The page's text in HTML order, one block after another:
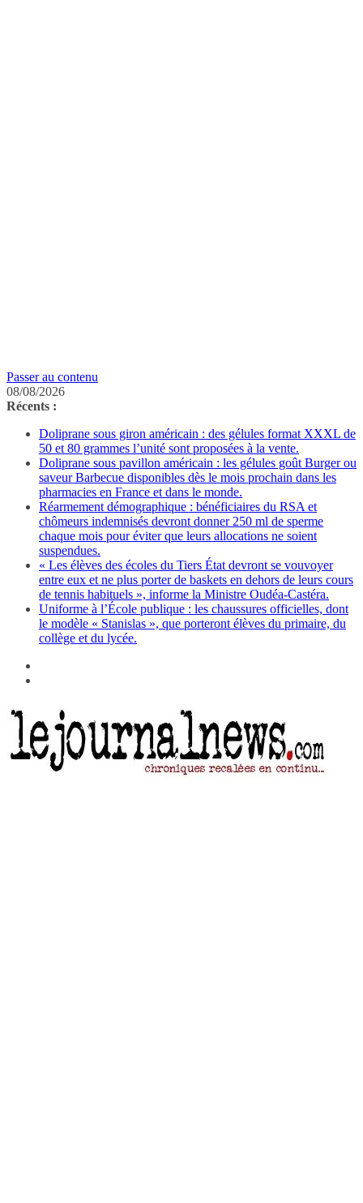
Passer au contenu
08/08/2026
Récents :
Doliprane sous giron américain : des gélules format XXXL de
50 et 80 grammes l’unité sont proposées à la vente.
Doliprane sous pavillon américain : les gélules goût Burger ou
saveur Barbecue disponibles dès le mois prochain dans les
pharmacies en France et dans le monde.
Réarmement démographique : bénéficiaires du RSA et
chômeurs indemnisés devront donner 250 ml de sperme
chaque mois pour éviter que leurs allocations ne soient
suspendues.
« Les élèves des écoles du Tiers État devront se vouvoyer
entre eux et ne plus porter de baskets en dehors de leurs cours
de tennis habituels », informe la Ministre Oudéa-Castéra.
Uniforme à l’École publique : les chaussures officielles, dont
le modèle « Stanislas », que porteront élèves du primaire, du
collège et du lycée.